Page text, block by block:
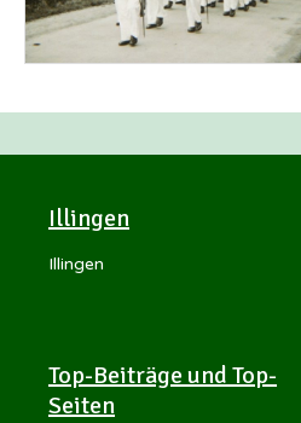
Illingen
Illingen
Top-Beiträge und Top-
Seiten